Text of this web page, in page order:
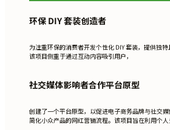
环保 DIY 套装创造者
为注重环保的消费者开发个性化 DIY 套装，提供独特
该项目侧重于通过互动内容吸引用户，
社交媒体影响者合作平台原型
创建了一个平台原型，以促进电子商务品牌与社交
简化小众产品的网红营销流程。该项目旨在利用个人